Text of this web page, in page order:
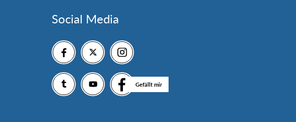
Social Media
Gefällt mir